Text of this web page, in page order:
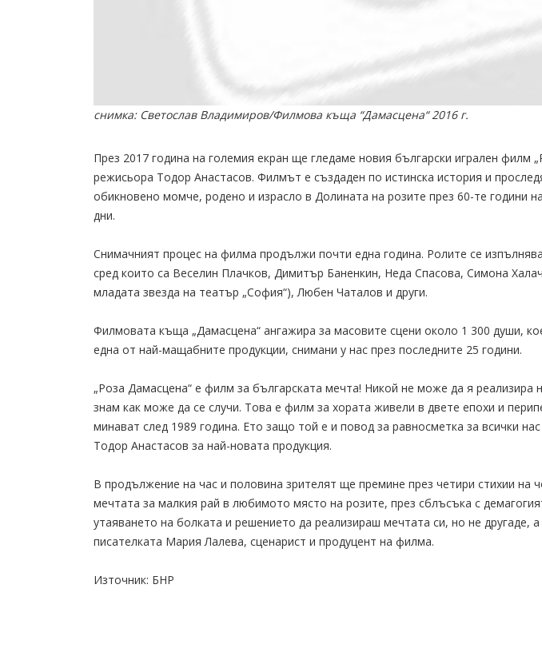
снимка: Светослав Владимиров/Филмова къща “Дамасцена“ 2016 г.
През 2017 година на големия екран ще гледаме новия български игрален филм
режисьора Тодор Анастасов. Филмът е създаден по истинска история и
обикновено момче, родено и израсло в Долината на розите през 60-те години
дни.
Снимачният процес на филма продължи почти една година. Ролите се
сред които са Веселин Плачков, Димитър Баненкин, Неда Спасова, Симона
младата звезда на театър „София“), Любен Чаталов и други.
Филмовата къща „Дамасцена“ ангажира за масовите сцени около 1 300 души,
една от най-мащабните продукции, снимани у нас през последните 25 години.
„Роза Дaмасцена“ е филм за българската мечта! Никой не може да я реализира
знам как може да се случи. Това е филм за хората живели в двете епохи и
минават след 1989 година. Ето защо той е и повод за равносметка за всички
Тодор Анастасов за най-новата продукция.
В продължение на час и половина зрителят ще премине през четири стихии на
мечтата за малкия рай в любимото място на розите, през сблъсъка с
утаяването на болката и решението да реализираш мечтата си, но не другаде,
писателката Мария Лалева, сценарист и продуцент на филма.
Източник: БНР